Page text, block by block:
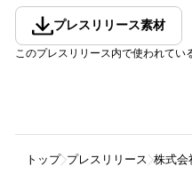
プレスリリース素材
このプレスリリース内で使われて
トップ プレスリリース 株式会